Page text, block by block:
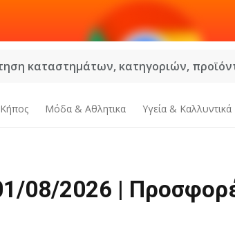
καταστημάτων, κατηγοριών,
Μόδα & Aθλητικα Υγεία & Καλλυντικά
08/2026 |